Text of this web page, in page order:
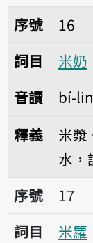
序號16米奶
序號
16
詞目
米奶
音讀
bí-
釋義
米漿
水，
序號17米籮
序號
17
詞目
米籮